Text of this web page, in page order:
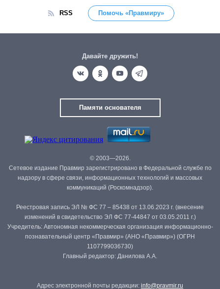
RSS Помочь «Правмиру»
Давайте дружить!
Памяти основателя
© 2003—2026.
Сетевое издание Правмир зарегистрировано в Федеральной службе по
надзору в сфере связи, информационных технологий и массовых
коммуникаций (Роскомнадзор).
Реестровая запись ЭЛ № ФС 77 – 85438 от 13.06.2023 г. (внесение
изменений в свидетельство ЭЛ ФС 77-44847 от 03.05.2011 г.)
Учредитель: Автономная некоммерческая организация информационно-
познавательный центр «Правмир» (АНО «Правмир») (ОГРН
1107799036730)
Главный редактор: Данилова А.А.
Адрес электронной почты редакции: info@pravmir.ru